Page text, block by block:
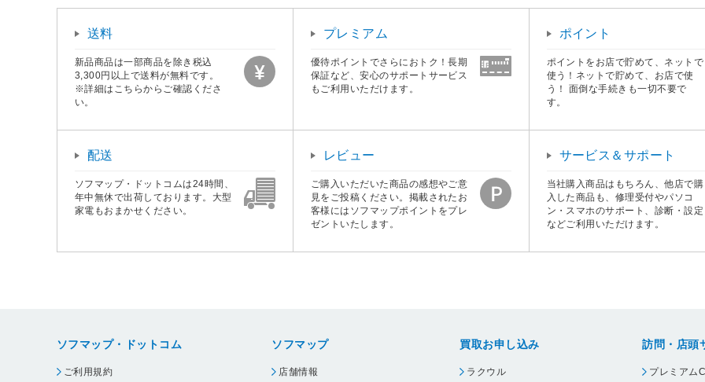
送料
新品商品は一部商品を除き税込
3,300円以上で送料が無料です。
※詳細はこちらからご確認くださ
い。
プレミアム
優待ポイントでさらにおトク！長期
保証など、安心のサポートサービス
もご利用いただけます。
ポイント
ポイントをお店で貯めて、ネットで
使う！ネットで貯めて、お店で使
う！ 面倒な手続きも一切不要で
す。
配送
ソフマップ・ドットコムは24時間、
年中無休で出荷しております。大型
家電もおまかせください。
レビュー
ご購入いただいた商品の感想やご意
見をご投稿ください。掲載されたお
客様にはソフマップポイントをプレ
ゼントいたします。
サービス＆サポート
当社購入商品はもちろん、他店で購
入した商品も、修理受付やパソコ
ン・スマホのサポート、診断・設定
などご利用いただけます。
ソフマップ・ドットコム
ご利用規約
ソフマップ
店舗情報
買取お申し込み
ラクウル
訪問・店頭
プレミアム